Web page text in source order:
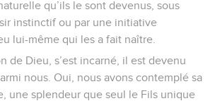
qu’ils le sont devenus, sous
instinctif ou par une initiative
lui-même qui les a fait naître.
de Dieu, s’est incarné, il est devenu
nous. Oui, nous avons contemplé sa
une splendeur que seul le Fils unique